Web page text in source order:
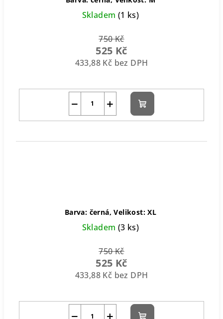
Skladem (1 ks)
750 Kč
525 Kč
433,88 Kč bez DPH
+
− Do
košíku
Barva: černá, Velikost: XL
Skladem (3 ks)
750 Kč
525 Kč
433,88 Kč bez DPH